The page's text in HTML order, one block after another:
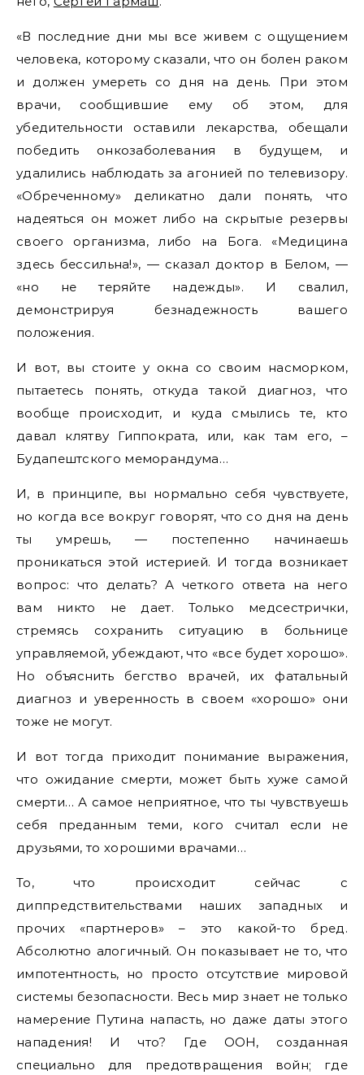
«В последние дни мы все живем с ощущением
человека, которому сказали, что он болен раком
и должен умереть со дня на день. При этом
врачи, сообщившие ему об этом, для
убедительности оставили лекарства, обещали
победить онкозаболевания в будущем, и
удалились наблюдать за агонией по телевизору.
«Обреченному» деликатно дали понять, что
надеяться он может либо на скрытые резервы
своего организма, либо на Бога. «Медицина
здесь бессильна!», — сказал доктор в Белом, —
«но не теряйте надежды». И свалил,
демонстрируя безнадежность вашего
положения.
И вот, вы стоите у окна со своим насморком,
пытаетесь понять, откуда такой диагноз, что
вообще происходит, и куда смылись те, кто
давал клятву Гиппократа, или, как там его, –
Будапештского меморандума…
И, в принципе, вы нормально себя чувствуете,
но когда все вокруг говорят, что со дня на день
ты умрешь, — постепенно начинаешь
проникаться этой истерией. И тогда возникает
вопрос: что делать? А четкого ответа на него
вам никто не дает. Только медсестрички,
стремясь сохранить ситуацию в больнице
управляемой, убеждают, что «все будет хорошо».
Но объяснить бегство врачей, их фатальный
диагноз и уверенность в своем «хорошо» они
тоже не могут.
И вот тогда приходит понимание выражения,
что ожидание смерти, может быть хуже самой
смерти… А самое неприятное, что ты чувствуешь
себя преданным теми, кого считал если не
друзьями, то хорошими врачами…
То, что происходит сейчас с
диппредствительствами наших западных и
прочих «партнеров» – это какой-то бред.
Абсолютно алогичный. Он показывает не то, что
импотентность, но просто отсутствие мировой
системы безопасности. Весь мир знает не только
намерение Путина напасть, но даже даты этого
нападения! И что? Где ООН, созданная
специально для предотвращения войн; где